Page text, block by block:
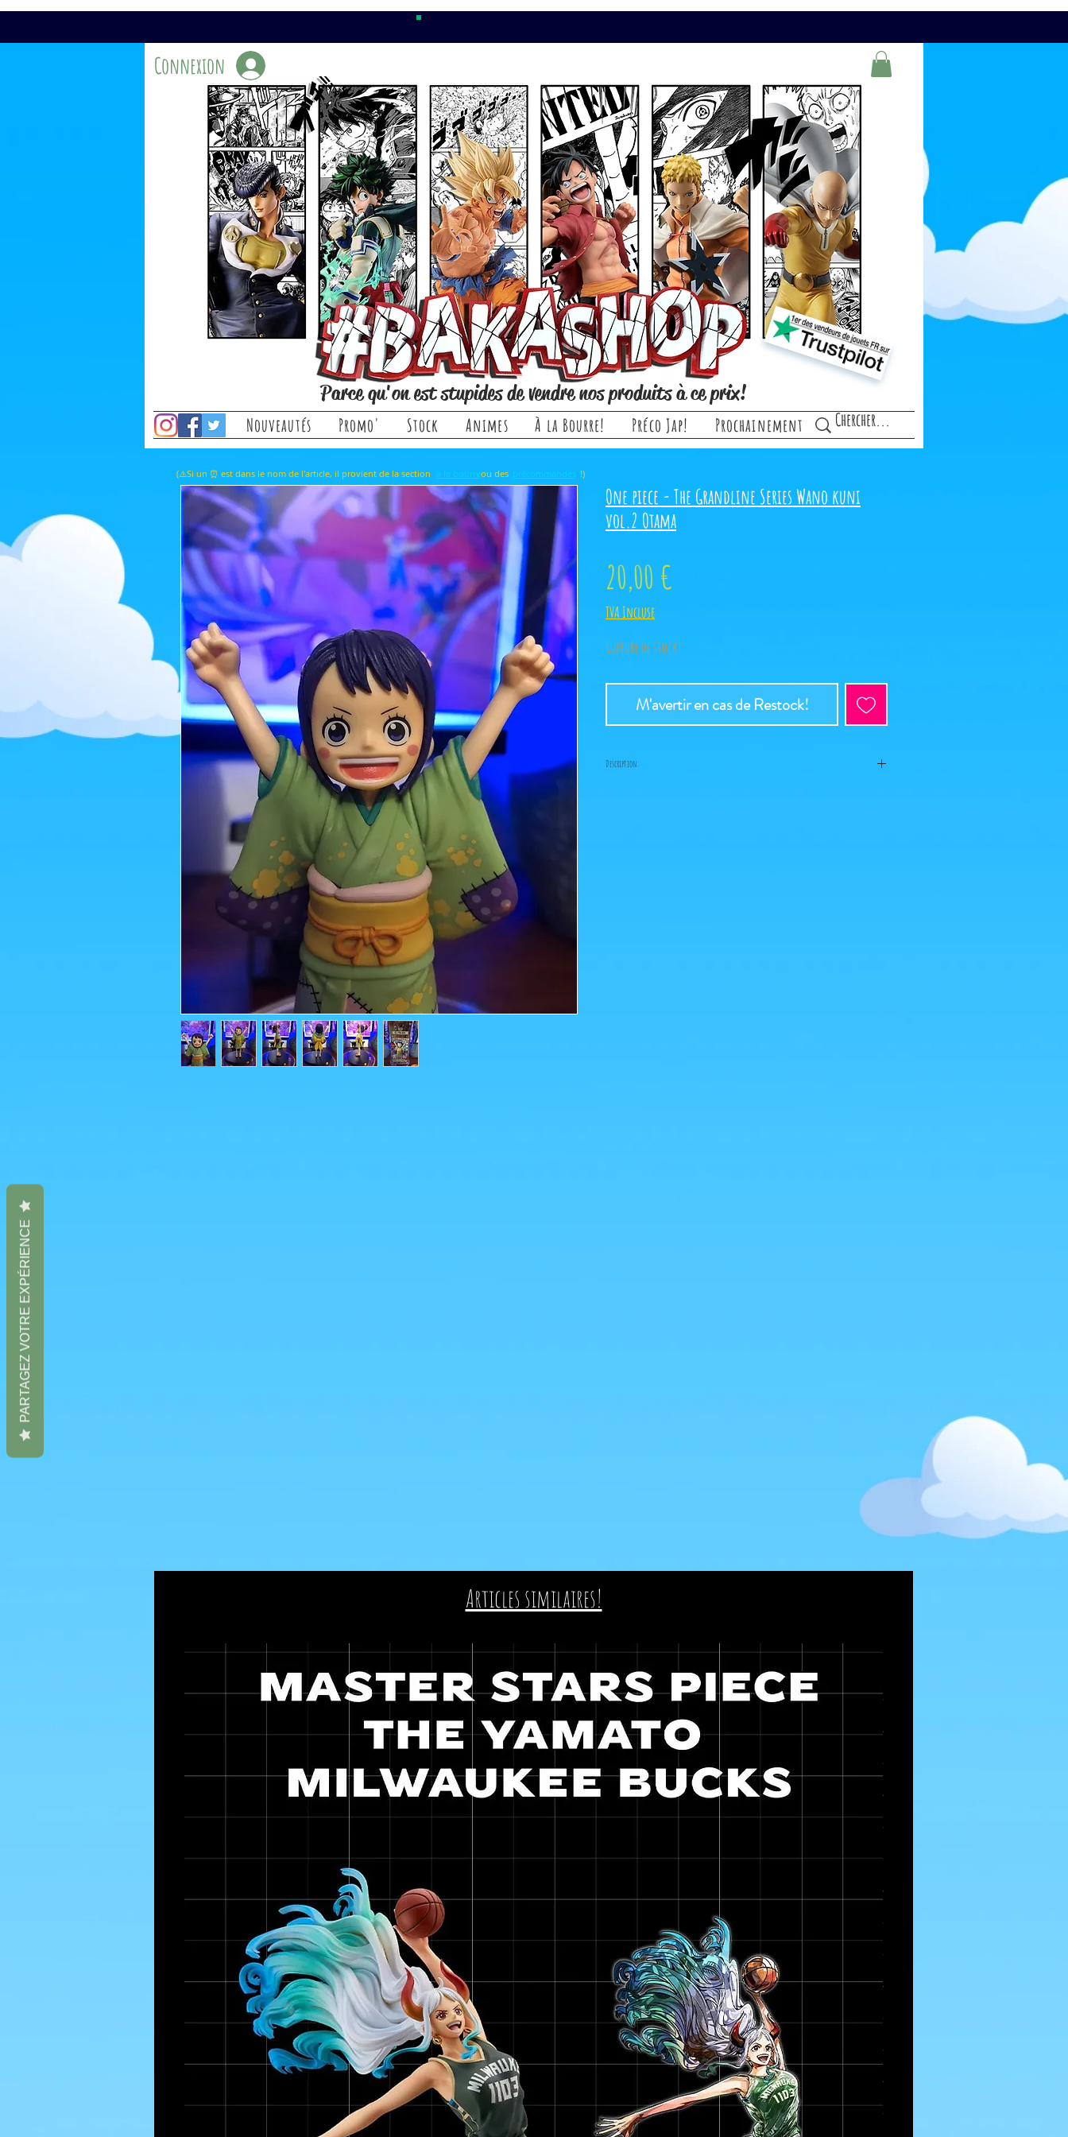
Connexion
Parce qu'on est stupides de vendre nos produits à ce prix!
Nouveautés Promo' Stock Animes À la Bourre! Préco Jap! Prochainement
One piece - The Grandline Series Wano kuni
vol.2 Otama
20,00 €
TVA Incluse
Rupture de stock!
M'avertir en cas de Restock!
Description:
(⚠️Si un ⏰ est dans le nom de l'article, il provient de la section ou des !)
à la bourre précommandes
Articles similaires!
PARTAGEZ VOTRE EXPÉRIENCE